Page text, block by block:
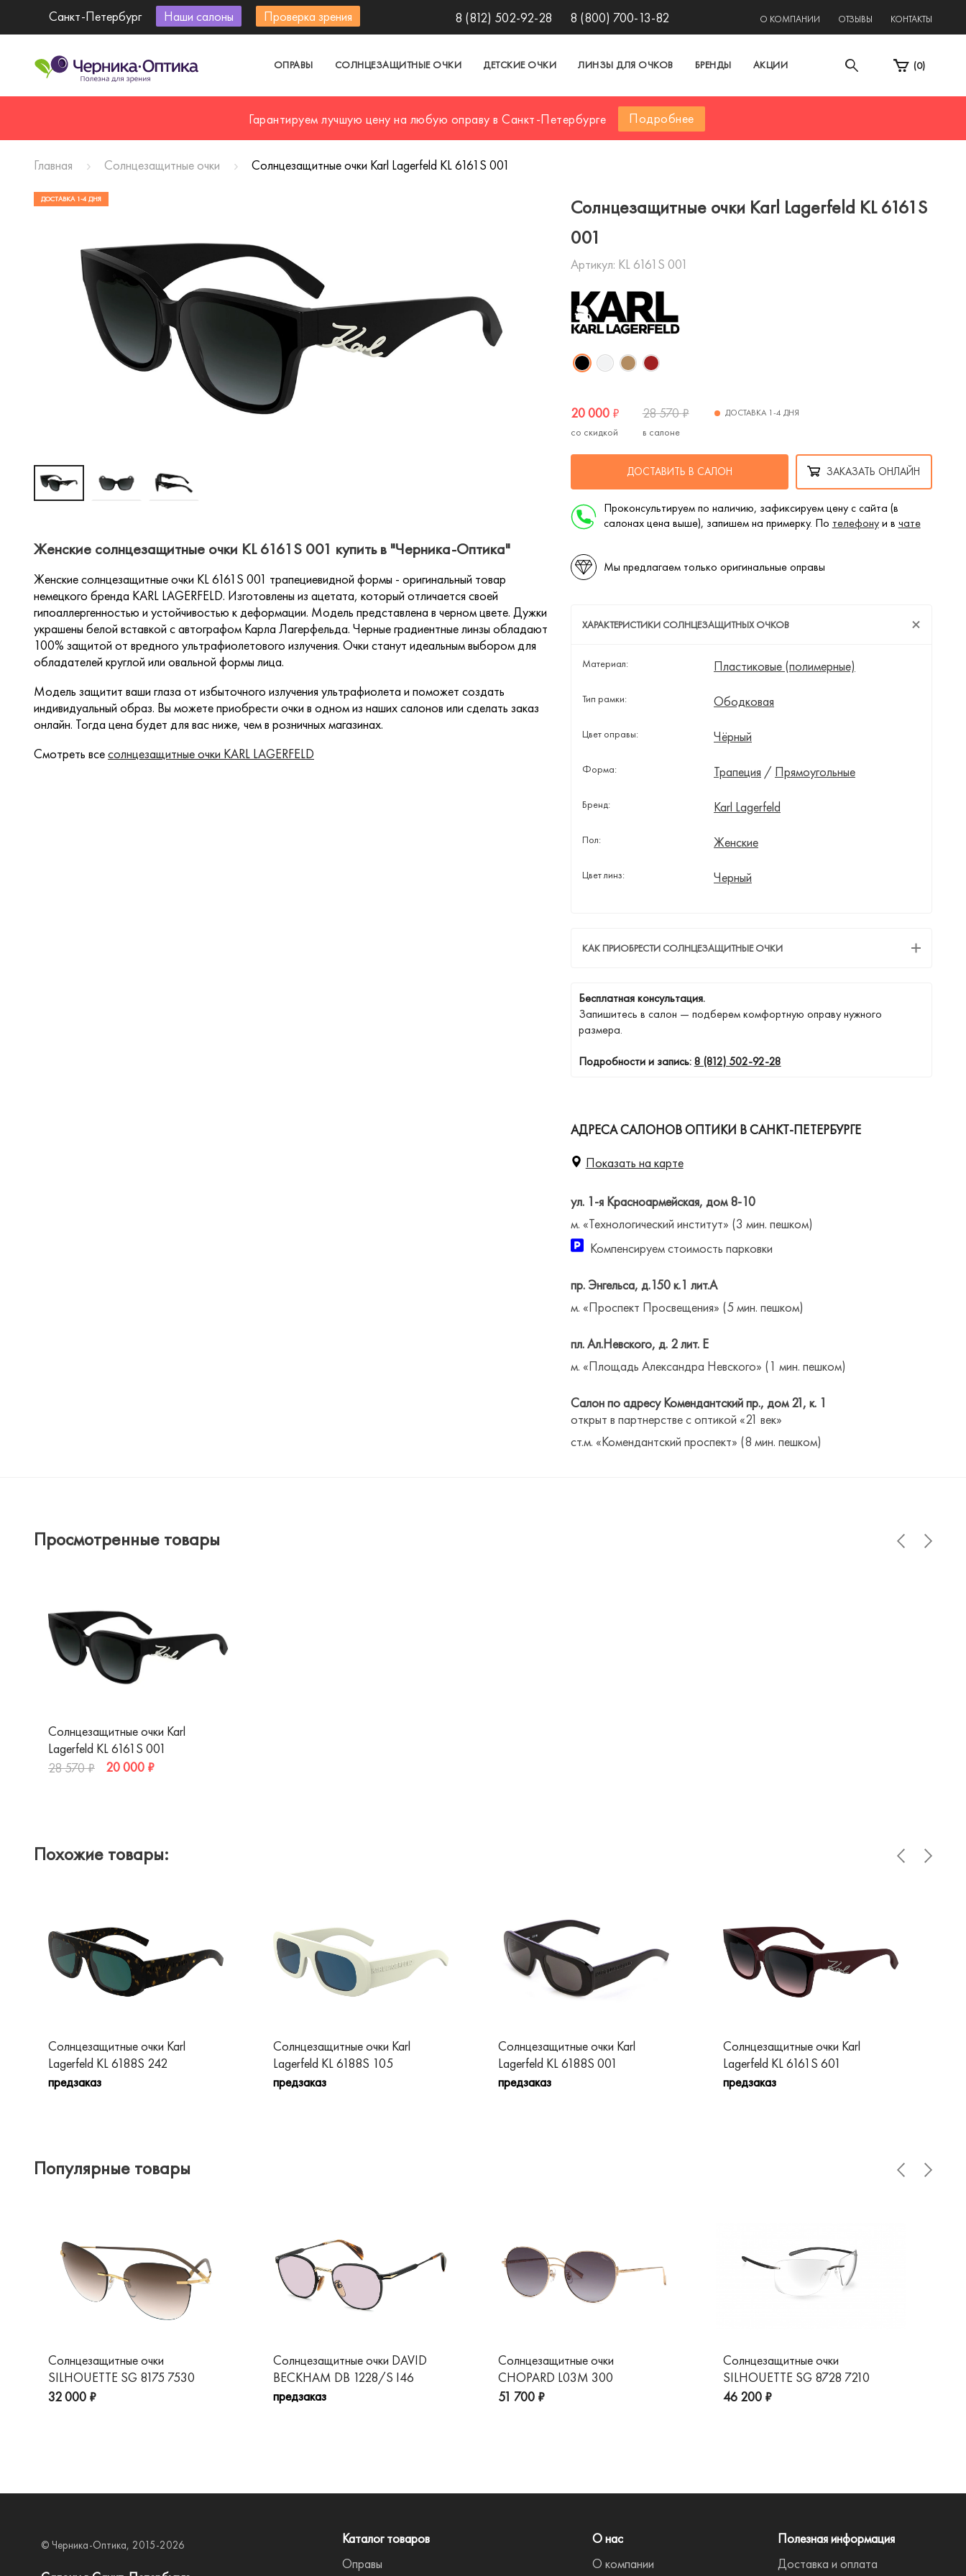
Санкт-Петербург Наши салоны Проверка зрения 8 (812) 502-92-28 8 (800) 700-13-82 О КОМПАНИИ ОТЗЫВЫ КОНТАКТЫ
ОПРАВЫ СОЛНЦЕЗАЩИТНЫЕ ОЧКИ ДЕТСКИЕ ОЧКИ ЛИНЗЫ ДЛЯ ОЧКОВ БРЕНДЫ АКЦИИ (0)
Гарантируем лучшую цену на любую оправу в Санкт-Петербурге Подробнее
Главная Солнцезащитные очки Солнцезащитные очки Karl Lagerfeld KL 6161S 001
Солнцезащитные очки Karl Lagerfeld KL 6161S
001
Артикул: KL 6161S 001
20 000 ₽
со скидкой
28 570₽
в салоне
ДОСТАВКА 1-4 ДНЯ
ДОСТАВИТЬ В САЛОН ЗАКАЗАТЬ ОНЛАЙН
Проконсультируем по наличию, зафиксируем цену с сайта (в
салонах цена выше), запишем на примерку. По телефонуи в чате
Мы предлагаем только оригинальные оправы
ХАРАКТЕРИСТИКИ СОЛНЦЕЗАЩИТНЫХ ОЧКОВ
Материал: Пластиковые (полимерные)
Тип рамки: Ободковая
Цвет оправы: Чёрный
Форма: Трапеция / Прямоугольные
Бренд: Karl Lagerfeld
Пол: Женские
Цвет линз: Черный
КАК ПРИОБРЕСТИ СОЛНЦЕЗАЩИТНЫЕ ОЧКИ
Бесплатная консультация.
Запишитесь в салон — подберем комфортную оправу нужного
размера.
Подробности и запись:8 (812) 502-92-28
АДРЕСА САЛОНОВ ОПТИКИ В САНКТ-ПЕТЕРБУРГЕ
Показать на карте
ул. 1-я Красноармейская, дом 8-10
м. «Технологический институт» (3 мин. пешком)
Компенсируем стоимость парковки
пр. Энгельса, д.150 к.1 лит.А
м. «Проспект Просвещения» (5 мин. пешком)
пл. Ал.Невского, д. 2 лит. Е
м. «Площадь Александра Невского» (1 мин. пешком)
Салон по адресу Комендантский пр., дом 21, к. 1
открыт в партнерстве с оптикой «21 век»
ст.м. «Комендантский проспект» (8 мин. пешком)
ДОСТАВКА 1-4 ДНЯ
Женские солнцезащитные очки KL 6161S 001 купить в "Черника-Оптика"
Женские солнцезащитные очки KL 6161S 001 трапециевидной формы - оригинальный товар
немецкого бренда KARL LAGERFELD. Изготовлены из ацетата, который отличается своей
гипоаллергенностью и устойчивостью к деформации. Модель представлена в черном цвете. Дужки
украшены белой вставкой с автографом Карла Лагерфельда. Черные градиентные линзы обладают
100% защитой от вредного ультрафиолетового излучения. Очки станут идеальным выбором для
обладателей круглой или овальной формы лица.
Модель защитит ваши глаза от избыточного излучения ультрафиолета и поможет создать
индивидуальный образ. Вы можете приобрести очки в одном из наших салонов или сделать заказ
онлайн. Тогда цена будет для вас ниже, чем в розничных магазинах.
Смотреть всесолнцезащитные очки KARL LAGERFELD
Просмотренные товары
Солнцезащитные очки Karl
Lagerfeld KL 6161S 001
28 570 ₽
20 000 ₽
Похожие товары:
Солнцезащитные очки Karl
Lagerfeld KL 6188S 242
предзаказ
Солнцезащитные очки Karl
Lagerfeld KL 6188S 105
предзаказ
Солнцезащитные очки Karl
Lagerfeld KL 6188S 001
предзаказ
Солнцезащитные очки Karl
Lagerfeld KL 6161S 601
предзаказ
Популярные товары
Солнцезащитные очки
SILHOUETTE SG 8175 7530
32 000 ₽
Солнцезащитные очки DAVID
BECKHAM DB 1228/S I46
предзаказ
Солнцезащитные очки
CHOPARD L03M 300
51 700 ₽
Солнцезащитные очки
SILHOUETTE SG 8728 7210
46 200 ₽
© Черника-Оптика, 2015-2026
Каталог товаров
Оправы
О нас
О компании
Полезная информация
Доставка и оплата